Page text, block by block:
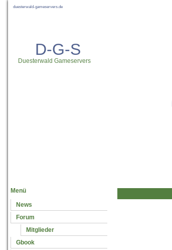
duesterwald-gameservers.de
D-G-S
Duesterwald Gameservers
Menü
News
Forum
Mitglieder
Gbook